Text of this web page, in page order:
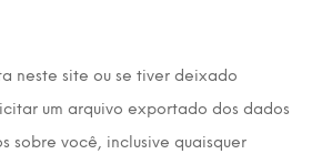
neste site ou se tiver deixado
um arquivo exportado dos dados
sobre você, inclusive quaisquer